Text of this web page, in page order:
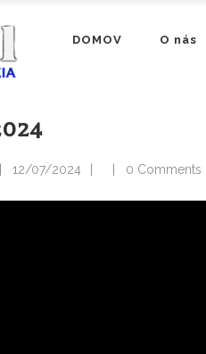
DOMOV O nás
12/07/2024 0 Comments